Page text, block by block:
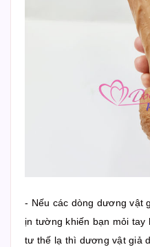
- Nếu các dòng dương vật
ịn tường khiến bạn mỏi
tư thế lạ thì dương vật giả